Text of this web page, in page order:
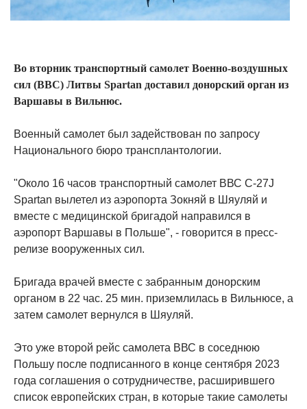
Во вторник транспортный самолет Военно-воздушных
сил (ВВС) Литвы Spartan доставил донорский орган из
Варшавы в Вильнюс.
Военный самолет был задействован по запросу
Национального бюро трансплантологии.
"Около 16 часов транспортный самолет ВВС C-27J
Spartan вылетел из аэропорта Зокняй в Шяуляй и
вместе с медицинской бригадой направился в
аэропорт Варшавы в Польше", - говорится в пресс-
релизе вооруженных сил.
Бригада врачей вместе с забранным донорским
органом в 22 час. 25 мин. приземлилась в Вильнюсе, а
затем самолет вернулся в Шяуляй.
Это уже второй рейс самолета ВВС в соседнюю
Польшу после подписанного в конце сентября 2023
года соглашения о сотрудничестве, расширившего
список европейских стран, в которые такие самолеты